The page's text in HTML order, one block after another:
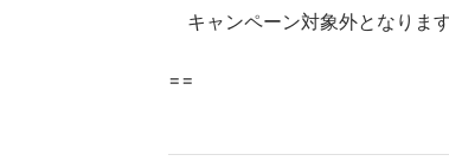
キャンペーン対象外となりま
==